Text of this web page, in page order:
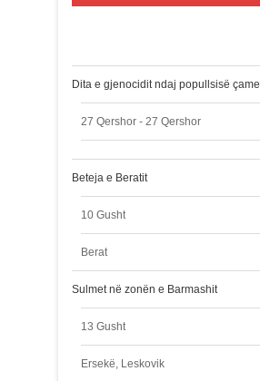
Dita e gjenocidit ndaj popullsisë çame
27 Qershor - 27 Qershor
Beteja e Beratit
10 Gusht
Berat
Sulmet në zonën e Barmashit
13 Gusht
Ersekë, Leskovik